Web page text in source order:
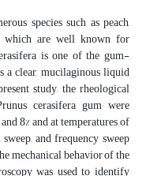
species such as peach,
which are well known for
is one of the gum-
a clear, mucilaginous liquid
study, the rheological
cerasifera gum were
8% and at temperatures of
and frequency sweep
mechanical behavior of the